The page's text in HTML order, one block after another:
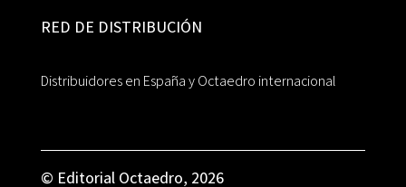
RED DE DISTRIBUCIÓN
Distribuidores en España y Octaedro internacional
© Editorial Octaedro, 2026